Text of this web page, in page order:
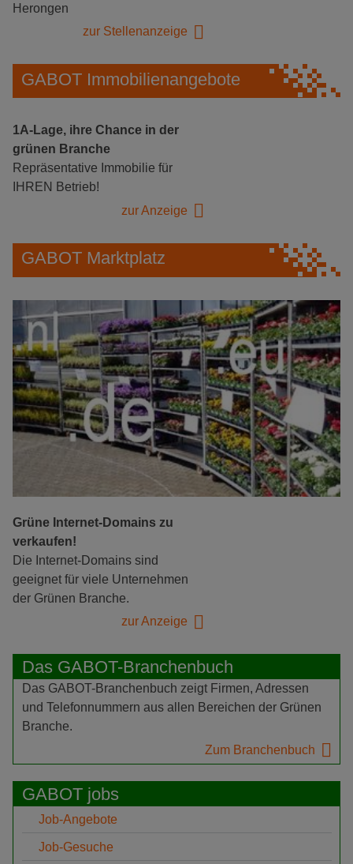
Herongen
zur Stellenanzeige
GABOT Immobilienangebote
1A-Lage, ihre Chance in der
grünen Branche
Repräsentative Immobilie für
IHREN Betrieb!
zur Anzeige
GABOT Marktplatz
Grüne Internet-Domains zu
verkaufen!
Die Internet-Domains sind
geeignet für viele Unternehmen
der Grünen Branche.
zur Anzeige
Das GABOT-Branchenbuch
Das GABOT-Branchenbuch zeigt Firmen, Adressen
und Telefonnummern aus allen Bereichen der Grünen
Branche.
Zum Branchenbuch
GABOT jobs
Job-Angebote
Job-Gesuche